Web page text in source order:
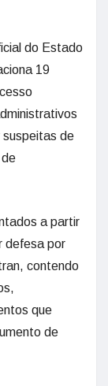
do Estado
19
suspeitas de
a partir
defesa por
contendo
que
de